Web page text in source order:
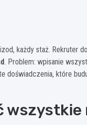
każdy staż. Rekruter
. Problem: wpisanie
doświadczenia, które